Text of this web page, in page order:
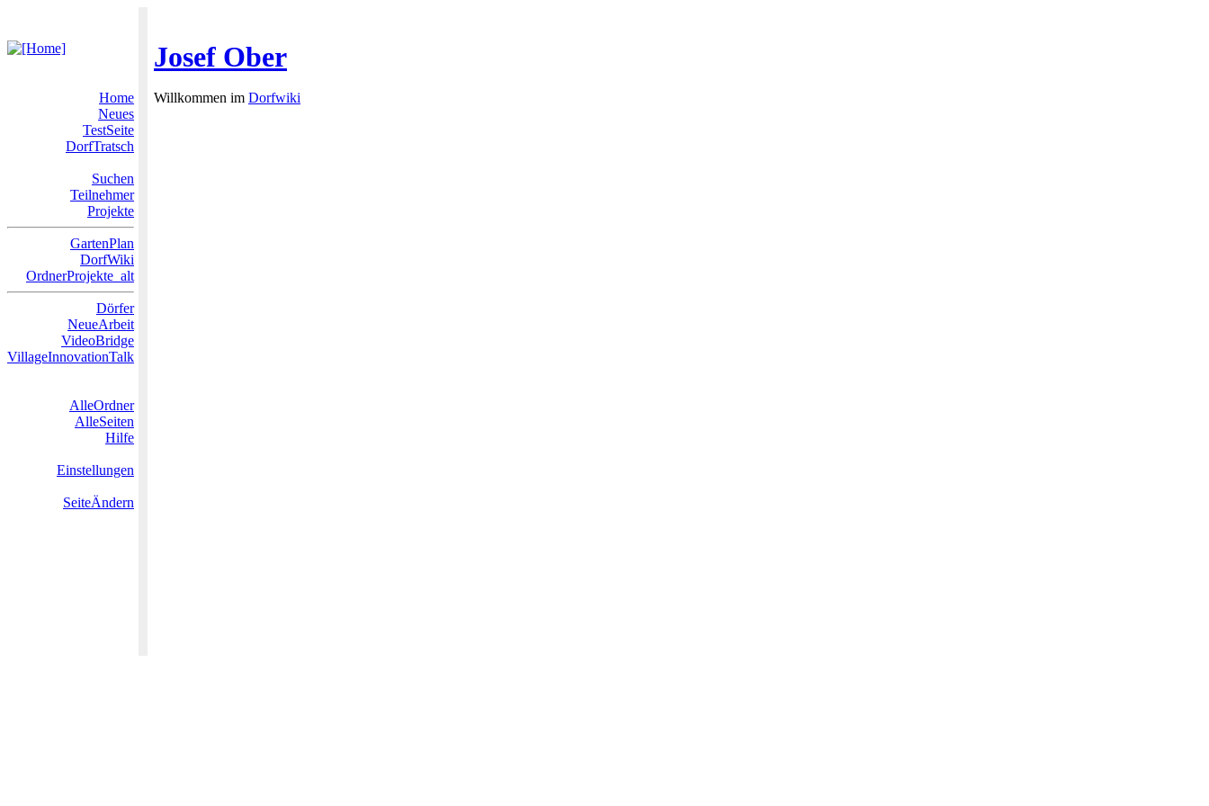
Josef Ober
Home
Neues
TestSeite
DorfTratsch
Suchen
Teilnehmer
Projekte
GartenPlan
DorfWiki
OrdnerProjekte_alt
Dörfer
NeueArbeit
VideoBridge
VillageInnovationTalk
AlleOrdner
AlleSeiten
Hilfe
Einstellungen
SeiteÄndern
Willkommen im Dorfwiki